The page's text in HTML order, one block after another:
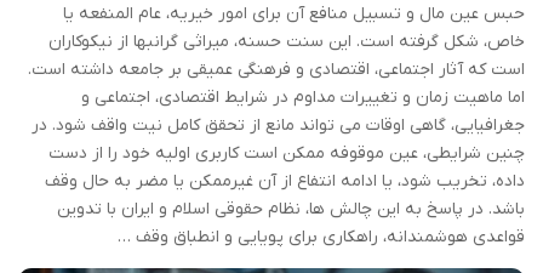
حبس عین مال و تسبیل منافع آن برای امور خیریه، عام المنفعه یا
خاص، شکل گرفته است. این سنت حسنه، میراثی گرانبها از نیکوکاران
است که آثار اجتماعی، اقتصادی و فرهنگی عمیقی بر جامعه داشته است.
اما ماهیت زمان و تغییرات مداوم در شرایط اقتصادی، اجتماعی و
جغرافیایی، گاهی اوقات می تواند مانع از تحقق کامل نیت واقف شود. در
چنین شرایطی، عین موقوفه ممکن است کاربری اولیه خود را از دست
داده، تخریب شود، یا ادامه انتفاع از آن غیرممکن یا مضر به حال وقف
باشد. در پاسخ به این چالش ها، نظام حقوقی اسلام و ایران با تدوین
قواعدی هوشمندانه، راهکاری برای پویایی و انطباق وقف …